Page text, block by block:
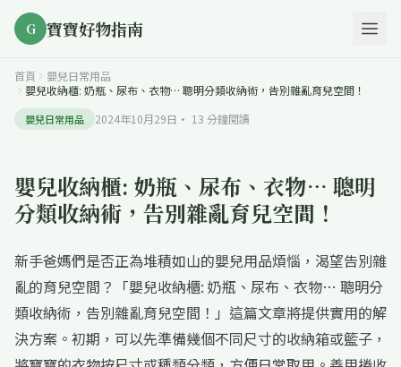
G 寶寶好物指南
首頁
嬰兒日常用品
嬰兒收納櫃: 奶瓶、尿布、衣物… 聰明分類收納術，告別雜亂育兒空間！
嬰兒日常用品 2024年10月29日 · 13 分鐘閱讀
嬰兒收納櫃: 奶瓶、尿布、衣物… 聰明
分類收納術，告別雜亂育兒空間！
新手爸媽們是否正為堆積如山的嬰兒用品煩惱，渴望告別雜
亂的育兒空間？「嬰兒收納櫃: 奶瓶、尿布、衣物… 聰明分
類收納術，告別雜亂育兒空間！」這篇文章將提供實用的解
決方案。初期，可以先準備幾個不同尺寸的收納箱或籃子，